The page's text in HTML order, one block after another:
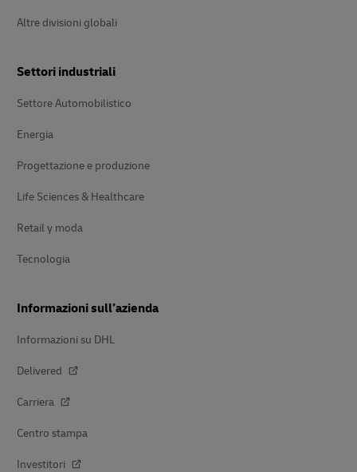
Altre divisioni globali
Settori industriali
Settore Automobilistico
Energia
Progettazione e produzione
Life Sciences & Healthcare
Retail y moda
Tecnologia
Informazioni sull’azienda
Informazioni su DHL
Delivered
Carriera
Centro stampa
Investitori